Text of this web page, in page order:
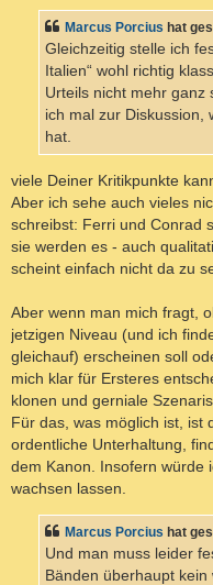
r
a
Marcus Porcius hat
Gleichzeitig stelle ich
Italien“ wohl richtig
Urteils nicht mehr ganz
ich mal zur Diskussion,
hat.
viele Deiner Kritikpunkte
Aber ich sehe auch vieles
schreibst: Ferri und Conrad
sie werden es - auch
scheint einfach nicht da zu
Aber wenn man mich fragt,
jetzigen Niveau (und ich
gleichauf) erscheinen soll
mich klar für Ersteres
klonen und gerniale
Für das, was möglich ist, ist
ordentliche Unterhaltung,
dem Kanon. Insofern würde
wachsen lassen.
Marcus Porcius hat
Und man muss leider
Bänden überhaupt